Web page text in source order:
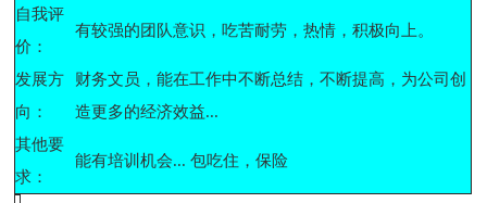
自我评
价：
有较强的团队意识，吃苦耐劳，热情，积极向上。
发展方
向：
财务文员，能在工作中不断总结，不断提高，为公司创
造更多的经济效益...
其他要
求：
能有培训机会... 包吃住，保险